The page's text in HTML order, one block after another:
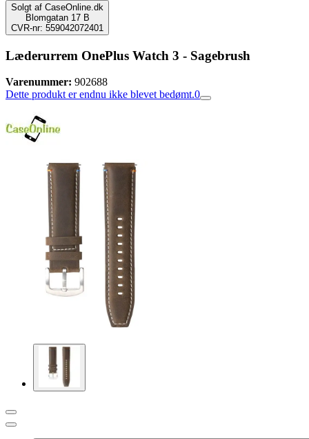
Solgt af CaseOnline.dk
Blomgatan 17 B
CVR-nr: 559042072401
Læderurrem OnePlus Watch 3 - Sagebrush
Varenummer: 902688
Dette produkt er endnu ikke blevet bedømt.0